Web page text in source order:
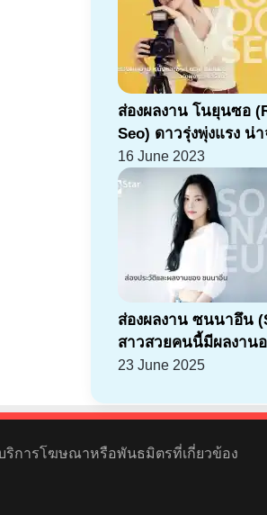
ส่องผลงาน โนยุนซอ
Seo) ดาวรุ่งพุ่งแรง น่
16 June 2023
ส่องผลงาน ซนนาอึน
สาวสวยคนนี้มีผลงานอ
23 June 2025
ริการโฆษณาหรือพันธมิตรที่เกี่ยวข้อง